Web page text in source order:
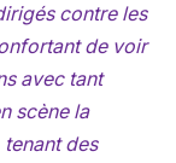
contre les
de voir
avec tant
scène la
des